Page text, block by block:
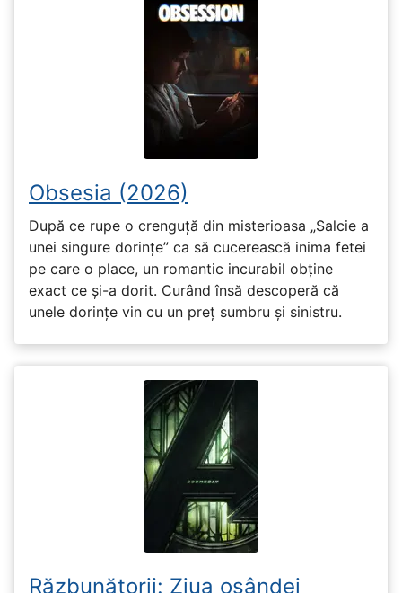
Obsesia (2026)
După ce rupe o crenguță din misterioasa „Salcie a
unei singure dorințe” ca să cucerească inima fetei
pe care o place, un romantic incurabil obține
exact ce și-a dorit. Curând însă descoperă că
unele dorințe vin cu un preț sumbru și sinistru.
Răzbunătorii: Ziua osândei